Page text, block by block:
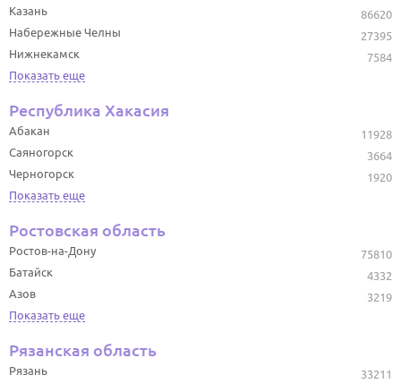
86620
Казань
27395
Набережные Челны
7584
Нижнекамск
Показать еще
Республика Хакасия
11928
Абакан
3664
Саяногорск
1920
Черногорск
Показать еще
Ростовская область
75810
Ростов-на-Дону
4332
Батайск
3219
Азов
Показать еще
Рязанская область
33211
Рязань